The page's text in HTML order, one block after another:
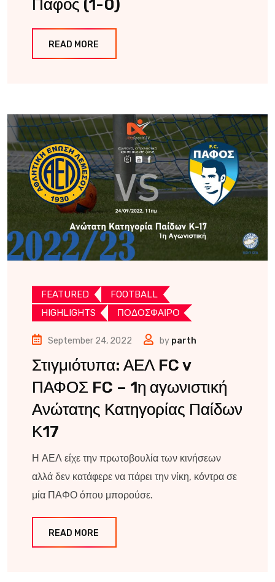
Πάφος (1-0)
READ MORE
FEATURED
FOOTBALL
HIGHLIGHTS
ΠΟΔΟΣΦΑΙΡΟ
September 24, 2022 by parth
Στιγμιότυπα: ΑΕΛ FC v
ΠΑΦΟΣ FC – 1η αγωνιστική
Ανώτατης Κατηγορίας Παίδων
Κ17
Η ΑΕΛ είχε την πρωτοβουλία των κινήσεων
αλλά δεν κατάφερε να πάρει την νίκη, κόντρα σε
μία ΠΑΦΟ όπου μπορούσε.
READ MORE